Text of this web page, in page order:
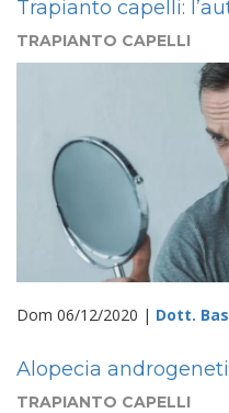
Trapianto capelli:
TRAPIANTO CAPELLI
Dom 06/12/2020 | Dott.
Alopecia
TRAPIANTO CAPELLI